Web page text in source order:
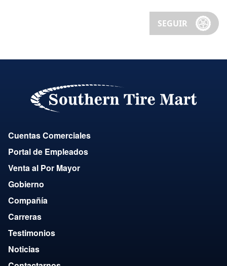
SEGUIR
Cuentas Comerciales
Portal de Empleados
Venta al Por Mayor
Gobierno
Compañía
Carreras
Testimonios
Noticias